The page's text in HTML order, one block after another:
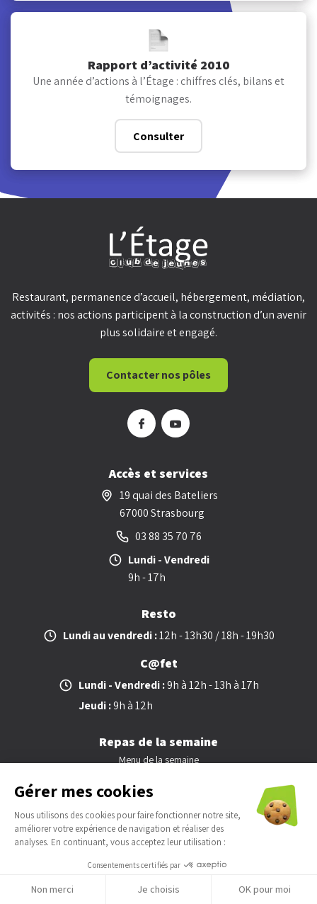
Rapport d’activité 2010
Une année d’actions à l’Étage : chiffres clés, bilans et
témoignages.
Consulter
Restaurant, permanence d’accueil, hébergement, médiation,
activités : nos actions participent à la construction d’un avenir
plus solidaire et engagé.
Contacter nos pôles
Accès et services
19 quai des Bateliers
67000 Strasbourg
03 88 35 70 76
Lundi - Vendredi
9h - 17h
Resto
Lundi au vendredi :12h - 13h30 / 18h - 19h30
C@fet
Lundi - Vendredi :9h à 12h - 13h à 17h
Jeudi :9h à 12h
Repas de la semaine
Menu de la semaine
Réserver
À propos de l’Étage
Gérer mes cookies
Nous utilisons des cookies pour faire fonctionner notre site,
améliorer votre expérience de navigation et réaliser des
analyses. En continuant, vous acceptez leur utilisation :
Consentements certifiés par
Non merci Je choisis OK pour moi